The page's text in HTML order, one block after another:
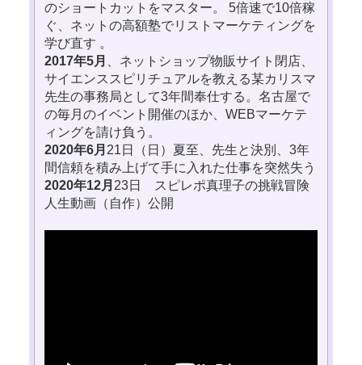
のショートカットをマスター。 5倍速で10倍稼
ぐ、ネットの高額塾でリストマーケティングを
学び直す 。
2017年5月 、ネットショップ物販サイト閉店、
サイエンススピリチュアルを教える某カリスマ
先生の事務局として3年間奉仕する。名古屋で
の毎月のイベント開催のほか、WEBマーケテ
ィングを請け負う。
2020年6月 21日（日）夏至、先生と決別、3年
間信頼を積み上げて手に入れた仕事を突然失う
2020年12月 23日 スピレポ真理子の挑戦冒険
人生動画（自作）公開